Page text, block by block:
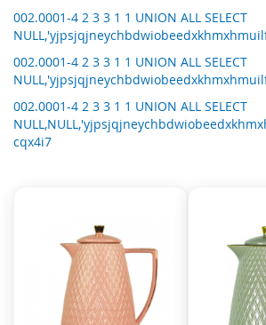
002.0001-4 2 3 3 1 1 UNION ALL SELECT
002.0001-4 2 3 3 1 1 UNION ALL SELECT
002.0001-4 2 3 3 1 1 UNION ALL SELECT
cqx4i7